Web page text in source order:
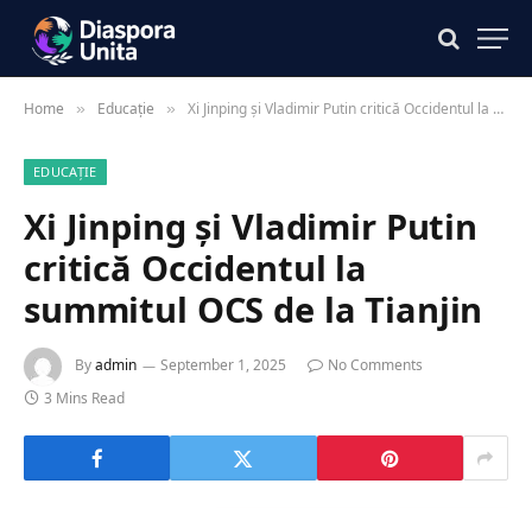
Home » Educație » Xi Jinping și Vladimir Putin critică Occidentul la summitul OCS de la Tianjin
EDUCAȚIE
Xi Jinping și Vladimir Putin
critică Occidentul la
summitul OCS de la Tianjin
Byadmin September 1, 2025
No Comments
3 Mins Read